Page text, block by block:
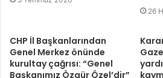
26
CHP İl Başkanlarından
Genel Merkez önünde
kurultay çağrısı: “Genel
Başkanımız Özgür Özel’dir”